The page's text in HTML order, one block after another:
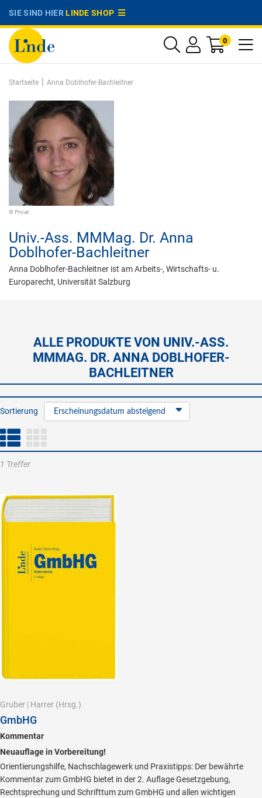
SIE SIND HIERLINDE SHOP
0
Startseite | Anna Doblhofer-Bachleitner
© Privat
Univ.-Ass. MMMag. Dr. Anna
Doblhofer-Bachleitner
Anna Doblhofer-Bachleitner ist am Arbeits-, Wirtschafts- u.
Europarecht, Universität Salzburg
ALLE PRODUKTE VON UNIV.-ASS.
MMMAG. DR. ANNA DOBLHOFER-
BACHLEITNER
Sortierung Erscheinungsdatum absteigend
1 Treffer
Gruber | Harrer (Hrsg.)
GmbHG
Kommentar
Neuauflage in Vorbereitung!
Orientierungshilfe, Nachschlagewerk und Praxistipps: Der bewährte
Kommentar zum GmbHG bietet in der 2. Auflage Gesetzgebung,
Rechtsprechung und Schrifttum zum GmbHG und allen wichtigen